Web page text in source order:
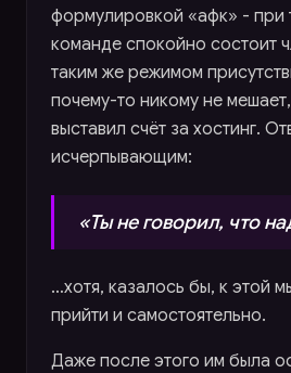
формулировкой «афк» - при
команде спокойно состоит
таким же режимом
почему-то никому не
выставил счёт за хостинг.
исчерпывающим:
«Ты не говорил, что
…хотя, казалось бы, к этой
прийти и самостоятельно.
Даже после этого им была